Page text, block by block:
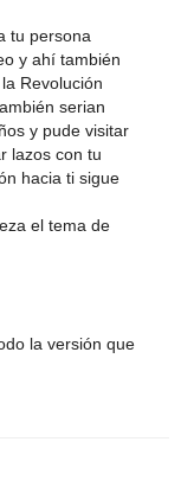
tu persona
y ahí también
Revolución
serian
y pude visitar
lazos con tu
hacia ti sigue
el tema de
la versión que